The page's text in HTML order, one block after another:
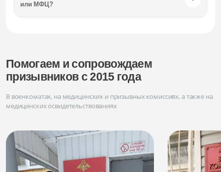
или МФЦ?
Помогаем и сопровождаем
призывников с 2015 года
В военкоматах, на медицинских и призывных комиссиях, а также на
медицинских освидетельствованиях